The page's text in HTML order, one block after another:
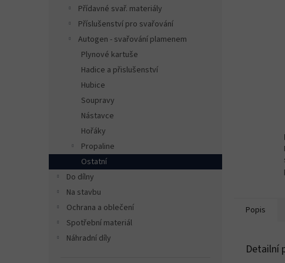
Přídavné svař. materiály
Příslušenství pro svařování
Autogen - svařování plamenem
Plynové kartuše
Hadice a přislušenství
Hubice
Soupravy
Nástavce
Hořáky
Propaline
Ostatní
Do dílny
Na stavbu
Ochrana a oblečení
Spotřební materiál
Náhradní díly
Popis
Detailní